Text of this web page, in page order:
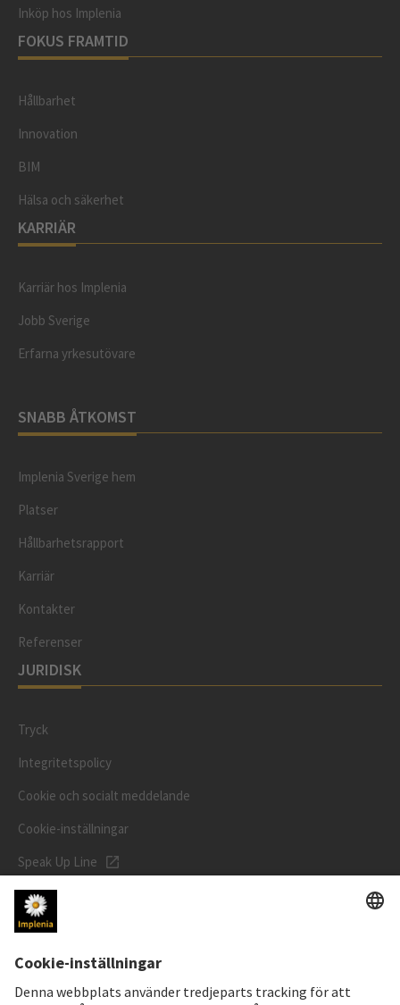
Inköp hos Implenia
FOKUS FRAMTID
Hållbarhet
Innovation
BIM
Hälsa och säkerhet
KARRIÄR
Karriär hos Implenia
Jobb Sverige
Erfarna yrkesutövare
SNABB ÅTKOMST
Implenia Sverige hem
Platser
Hållbarhetsrapport
Karriär
Kontakter
Referenser
JURIDISK
Tryck
Integritetspolicy
Cookie och socialt meddelande
Cookie-inställningar
Speak Up Line
AKTIEKURS
ISIN: CH0023868554
63,20 CHF